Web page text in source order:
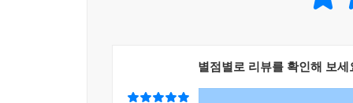
SBS TV 「스타킹」 출연 당시 전 국민의 눈길
별점별로 리뷰를 확인해 보세